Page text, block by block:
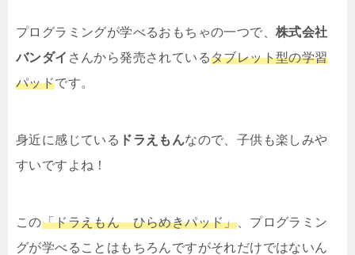
プログラミングが学べるおもちゃの一つで、 株式会社
バンダイ さんから発売されているタブレット型の学習
パッドです。
身近に感じている ドラえもんなので、子供も楽しみや
すいですよね！
この「ドラえもん ひらめきパッド」、プログラミン
グが学べることはもちろんですがそれだけではないん